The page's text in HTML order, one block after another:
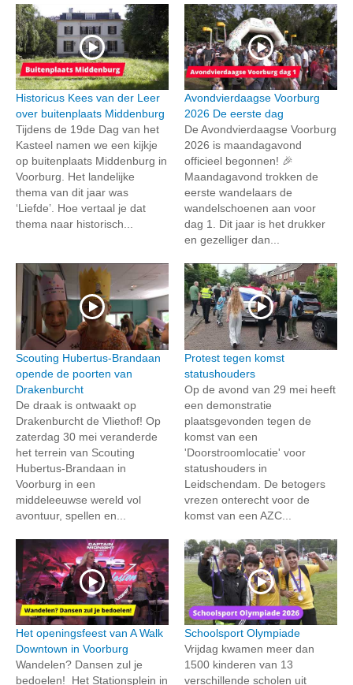
Historicus Kees van der Leer
over buitenplaats Middenburg
Tijdens de 19de Dag van het
Kasteel namen we een kijkje
op buitenplaats Middenburg in
Voorburg. Het landelijke
thema van dit jaar was
‘Liefde’. Hoe vertaal je dat
thema naar historisch...
Avondvierdaagse Voorburg
2026 De eerste dag
De Avondvierdaagse Voorburg
2026 is maandagavond
officieel begonnen! 🎉
Maandagavond trokken de
eerste wandelaars de
wandelschoenen aan voor
dag 1. Dit jaar is het drukker
en gezelliger dan...
Scouting Hubertus-Brandaan
opende de poorten van
Drakenburcht
De draak is ontwaakt op
Drakenburcht de Vliethof! Op
zaterdag 30 mei veranderde
het terrein van Scouting
Hubertus-Brandaan in
Voorburg in een
middeleeuwse wereld vol
avontuur, spellen en...
Protest tegen komst
statushouders
Op de avond van 29 mei heeft
een demonstratie
plaatsgevonden tegen de
komst van een
'Doorstroomlocatie' voor
statushouders in
Leidschendam. De betogers
vrezen onterecht voor de
komst van een AZC...
Het openingsfeest van A Walk
Downtown in Voorburg
Wandelen? Dansen zul je
bedoelen! Het Stationsplein in
Schoolsport Olympiade
Vrijdag kwamen meer dan
1500 kinderen van 13
verschillende scholen uit